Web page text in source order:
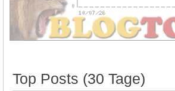
Top Posts (30 Tage)